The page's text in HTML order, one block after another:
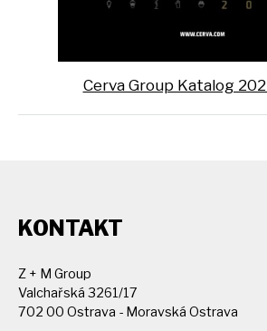
Cerva Group Katalog
KONTAKT
Z + M Group
Valchařská 3261/17
702 00 Ostrava - Moravská Ostrava